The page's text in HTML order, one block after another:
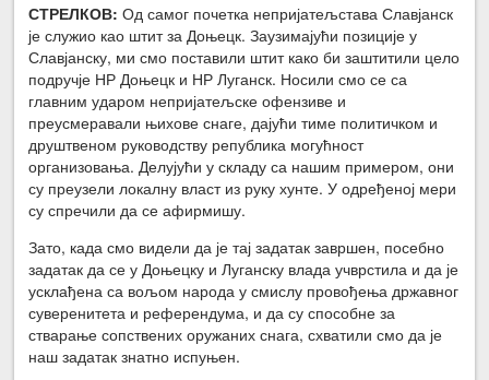
СТРЕЛКОВ:Од самог почетка непријатељстава Славјанск
је служио као штит за Доњецк. Заузимајући позиције у
Славјанску, ми смо поставили штит како би заштитили цело
подручје НР Доњецк и НР Луганск. Носили смо се са
главним ударом непријатељске офензиве и
преусмеравали њихове снаге, дајући тиме политичком и
друштвеном руководству република могућност
организовања. Делујући у складу са нашим примером, они
су преузели локалну власт из руку хунте. У одређеној мери
су спречили да се афирмишу.
Зато, када смо видели да је тај задатак завршен, посебно
задатак да се у Доњецку и Луганску влада учврстила и да је
усклађена са вољом народа у смислу провођења државног
суверенитета и референдума, и да су способне за
стварање сопствених оружаних снага, схватили смо да је
наш задатак знатно испуњен.